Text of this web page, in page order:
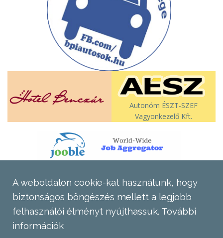
Autonóm ÉSZT-SZEF
Vagyonkezelő Kft.
A weboldalon cookie-kat használunk, hogy
biztonságos böngészés mellett a legjobb
felhasználói élményt nyújthassuk. További
információk